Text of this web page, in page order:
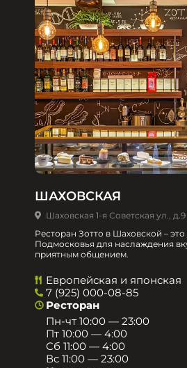
ШАХОВСКАЯ
Шаховская 1-я Советская ул., д.9
Ресторан Зотто в Шаховской –
Подмосковья для наслаждения
приятным общением.​
Европейская и японская
7 (925) 000-08-85
Ресторан
Пн-чт 10:00 — 23:00
Пт 10:00 — 4:00
Сб 11:00 — 4:00
Вс 11:00 — 23:00